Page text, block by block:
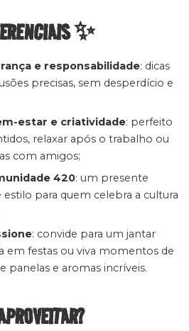
✨
e responsabilidade: dicas
precisas, sem desperdício e
estar e criatividade: perfeito
relaxar após o trabalho ou
com amigos;
420: um presente
para quem celebra a cultura
: convide para um jantar
em festas ou viva momentos de
panelas e aromas incríveis.